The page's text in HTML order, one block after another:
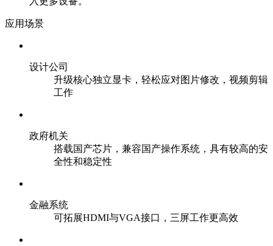
应用场景
设计公司
升级核心独立显卡，轻松应对图片修改，视频剪辑
工作
政府机关
搭载国产芯片，兼容国产操作系统，具有较高的安
全性和稳定性
金融系统
可拓展HDMI与VGA接口，三屏工作更高效